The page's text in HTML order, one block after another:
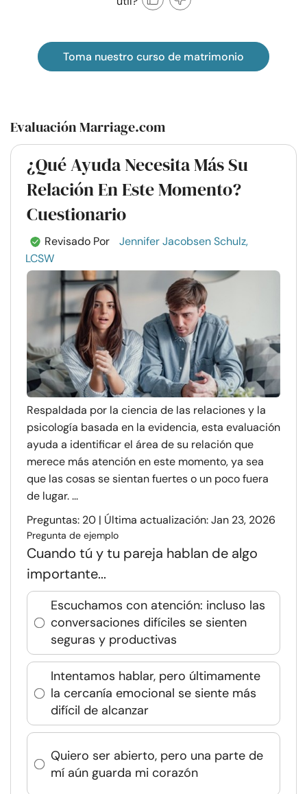
Toma nuestro curso de matrimonio
Evaluación Marriage.com
¿Qué Ayuda Necesita Más Su
Relación En Este Momento?
Cuestionario
Revisado Por
Jennifer Jacobsen Schulz,
LCSW
Respaldada por la ciencia de las relaciones y la
psicología basada en la evidencia, esta evaluación
ayuda a identificar el área de su relación que
merece más atención en este momento, ya sea
que las cosas se sientan fuertes o un poco fuera
de lugar. ...
Preguntas: 20 | Última actualización: Jan 23, 2026
Pregunta de ejemplo
Cuando tú y tu pareja hablan de algo
importante...
Escuchamos con atención: incluso las
conversaciones difíciles se sienten
seguras y productivas
Intentamos hablar, pero últimamente
la cercanía emocional se siente más
difícil de alcanzar
Quiero ser abierto, pero una parte de
mí aún guarda mi corazón